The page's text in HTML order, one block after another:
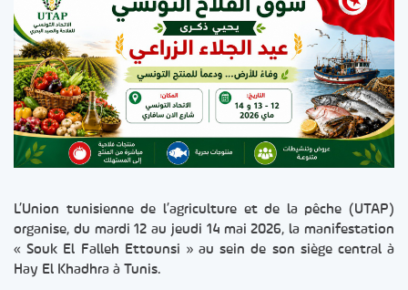
L’Union tunisienne de l’agriculture et de la pêche (UTAP)
organise, du mardi 12 au jeudi 14 mai 2026, la manifestation
« Souk El Falleh Ettounsi » au sein de son siège central à
Hay El Khadhra à Tunis.